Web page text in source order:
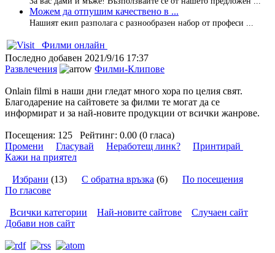
Можем да отпушим качествено в ...
Нашият екип разполага с разнообразен набор от професи ...
Филми онлайн
Последно добавен 2021/9/16 17:37
Развлечения
Филми-Клипове
Onlain filmi в наши дни гледат много хора по целия свят.
Благодарение на сайтовете за филми те могат да се
информират и за най-новите продукции от всички жанрове.
Посещения: 125 Рейтинг: 0.00 (0 гласа)
Промени
Гласувай Неработещ линк?
Принтирай
Кажи на приятел
Избрани (13) С обратна връзка (6) По посещения
По гласове
Всички категории Най-новите сайтове
Случаен сайт
Добави нов сайт